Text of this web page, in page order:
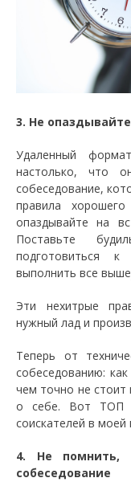
3. Не
Удаленный
настолько, что
собеседование,
правила
опаздывайте на
Поставьте
подготовиться
выполнить все
Эти нехитрые
нужный лад и
Теперь от
собеседованию:
чем точно не стоит
о себе. Вот ТОП
соискателей в моей
4. Не помнить,
собеседование